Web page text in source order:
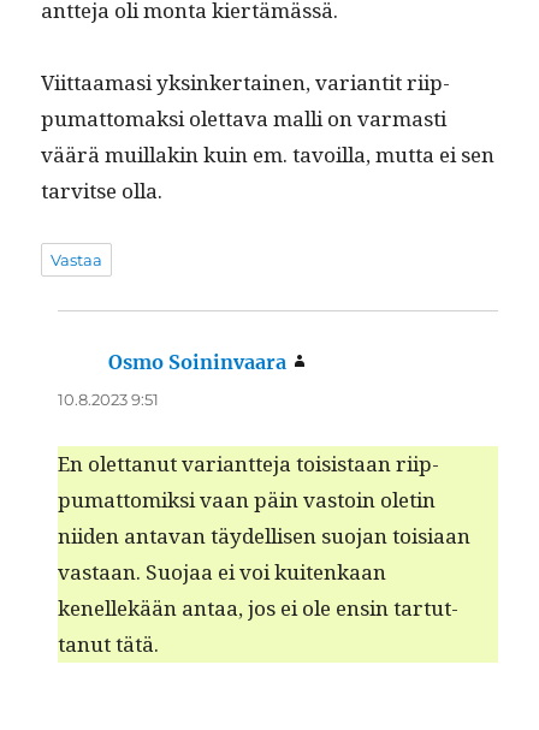
ant­te­ja oli mon­ta kiertämässä.
Viit­taa­masi yksinker­tainen, vari­antit riip­
pumat­tomak­si olet­ta­va malli on var­masti
väärä muil­lakin kuin em. tavoil­la, mut­ta ei sen
tarvitse olla.
Vastaa
Osmo Soininvaara
10.8.2023 9:51
En olet­tanut vari­ant­te­ja toi­sis­taan riip­
pumat­tomik­si vaan päin vas­toin oletin
niiden anta­van täy­del­lisen suo­jan toisi­aan
vas­taan. Suo­jaa ei voi kuitenkaan
kenellekään antaa, jos ei ole ensin tar­tut­
tanut tätä.